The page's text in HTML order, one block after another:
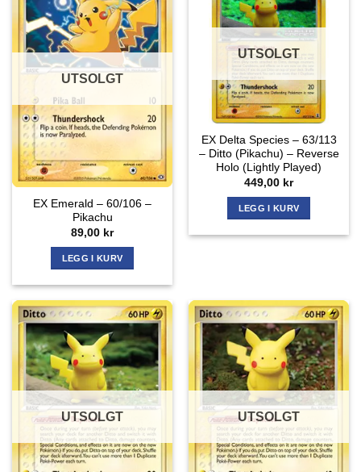
UTSOLGT
EX Emerald – 60/106 –
Pikachu
89,00 kr
LEGG I KURV
UTSOLGT
EX Delta Species – 63/113
– Ditto (Pikachu) – Reverse
Holo (Lightly Played)
449,00 kr
LEGG I KURV
UTSOLGT UTSOLGT